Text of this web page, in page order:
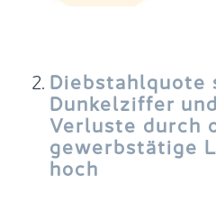
Diebstahlquote
Dunkelziffer
Verluste durch
gewerbstätige
hoch